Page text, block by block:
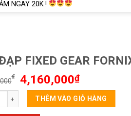
NGAY 20K !
FIXED GEAR
₫
Giá
gốc
4,992,000₫.
4,160,000₫Giá
hiện
tại
là:
FIXED GEAR FORNIX BF300 số lượng
THÊM VÀO GIỎ HÀNG